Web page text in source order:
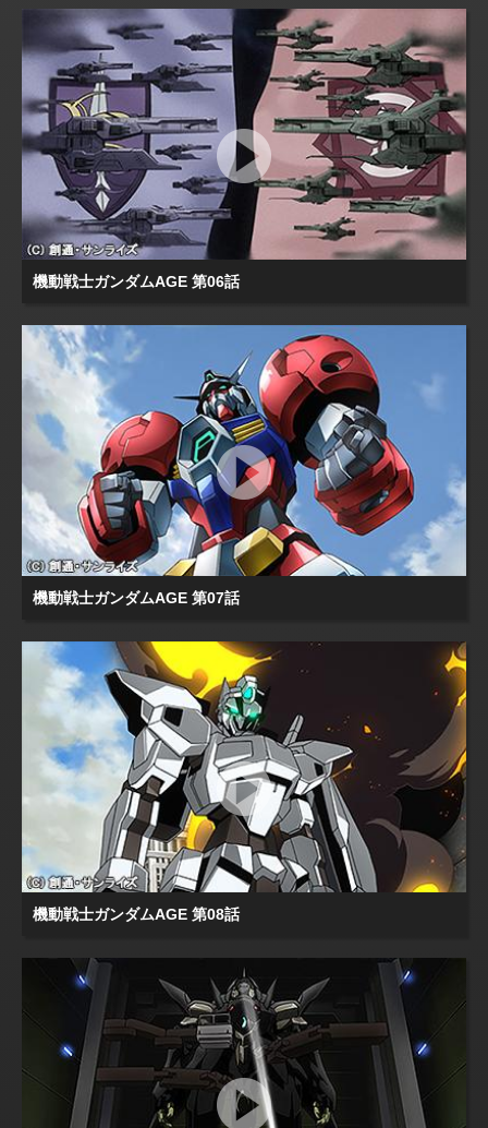
機動戦士ガンダムAGE 第06話
機動戦士ガンダムAGE 第07話
機動戦士ガンダムAGE 第08話